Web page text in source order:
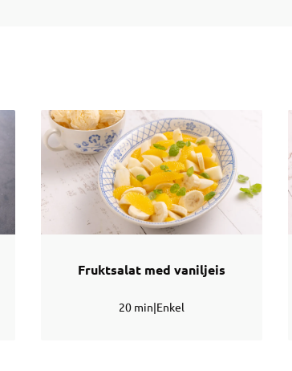
Fruktsalat med vaniljeis
20 min|Enkel